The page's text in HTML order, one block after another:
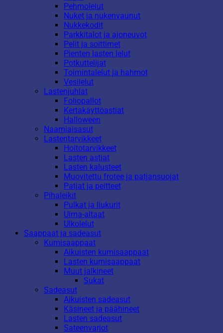
Pehmolelut
Nuket ja nukenvaunut
Nukkekodit
Parkkitalot ja ajoneuvot
Pelit ja soittimet
Pienten lasten lelut
Potkuttelijat
Toimintalelut ja hahmot
Vesilelut
Lastenjuhlat
Foliopallot
Kertakäyttöastiat
Halloween
Naamiaisasut
Lastentarvikkeet
Hoitotarvikkeet
Lasten astiat
Lasten kalusteet
Muovitettu frotee ja patjansuojat
Patjat ja peitteet
Pihaleikit
Pulkat ja liukurit
Uima-altaat
Ulkolelut
Saappaat ja sadeasut
Kumisaappaat
Aikuisten kumisaappaat
Lasten kumisaappaat
Muut jalkineet
Sukat
Sadeasut
Aikuisten sadeasut
Käsineet ja päähineet
Lasten sadeasut
Sateenvarjot